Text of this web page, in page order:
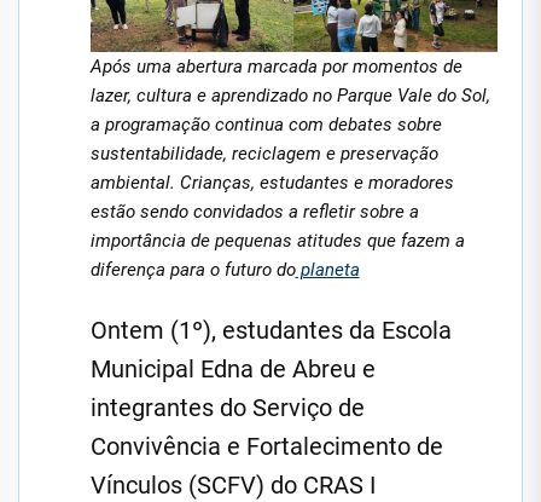
Após uma abertura marcada por momentos de
lazer, cultura e aprendizado no Parque Vale do Sol,
a programação continua com debates sobre
sustentabilidade, reciclagem e preservação
ambiental. Crianças, estudantes e moradores
estão sendo convidados a refletir sobre a
importância de pequenas atitudes que fazem a
diferença para o futuro doplaneta
Ontem (1º), estudantes da Escola
Municipal Edna de Abreu e
integrantes do Serviço de
Convivência e Fortalecimento de
Vínculos (SCFV) do CRAS I